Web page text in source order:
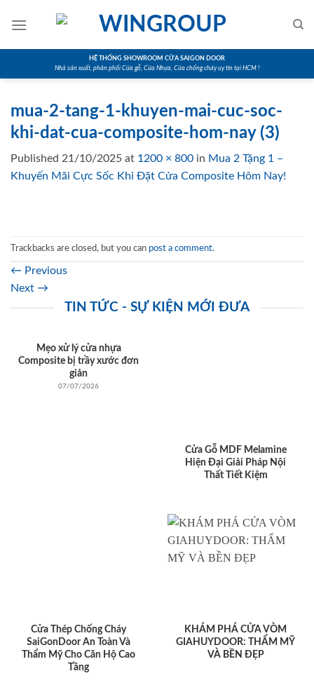
HỆ THỐNG SHOWROOM CỬA SAIGON DOOR
Nhà sản xuất, phân phối Cửa gỗ, Cửa Nhựa, Cửa chống cháy uy tín tại HCM !
mua-2-tang-1-khuyen-mai-cuc-soc-
khi-dat-cua-composite-hom-nay (3)
Published 21/10/2025 at 1200 × 800 in Mua 2 Tặng 1 –
Khuyến Mãi Cực Sốc Khi Đặt Cửa Composite Hôm Nay!
Trackbacks are closed, but you can post a comment.
← Previous
Next →
TIN TỨC - SỰ KIỆN MỚI ĐƯA
Mẹo xử lý cửa nhựa
Composite bị trầy xước đơn
giản
07/07/2026
Cửa Gỗ MDF Melamine
Hiện Đại Giải Pháp Nội
Thất Tiết Kiệm
Cửa Thép Chống Cháy
SaiGonDoor An Toàn Và
Thẩm Mỹ Cho Căn Hộ Cao
Tầng
KHÁM PHÁ CỬA VÒM
GIAHUYDOOR: THẨM MỸ
VÀ BỀN ĐẸP